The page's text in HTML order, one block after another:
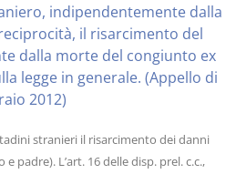
indipendentemente dalla
il risarcimento del
dalla morte del congiunto ex
legge in generale. (Appello di
2012)
stranieri il risarcimento dei danni
padre). L’art. 16 delle disp. prel. c.c.,